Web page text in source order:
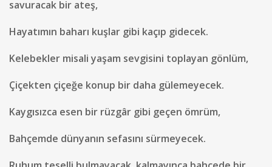
savuracak bir ateş,
Hayatımın baharı kuşlar gibi kaçıp gidecek.
Kelebekler misali yaşam sevgisini toplayan gönlüm,
Çiçekten çiçeğe konup bir daha gülemeyecek.
Kaygısızca esen bir rüzgâr gibi geçen ömrüm,
Bahçemde dünyanın sefasını sürmeyecek.